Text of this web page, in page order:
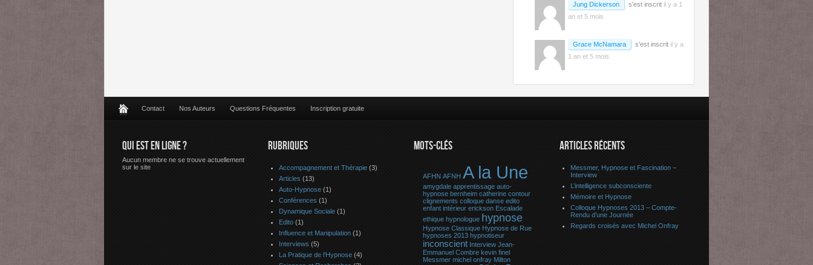
Jung Dickerson s'est inscrit il y a 1
an et 5 mois
Grace McNamara s'est inscrit il y a
1 an et 5 mois
Contact Nos Auteurs Questions Fréquentes Inscription gratuite
QUI EST EN LIGNE ?
Aucun membre ne se trouve actuellement
sur le site
RUBRIQUES
Accompagnement et Thérapie (3)
Articles (13)
Auto-Hypnose (1)
Conférences (1)
Dynamique Sociale (1)
Edito (1)
Influence et Manipulation (1)
Interviews (5)
La Pratique de l'Hypnose (4)
MOTS-CLÉS
AFHN AFNH A la Une
amygdale apprentissage auto-
hypnose bernheim catherine contour
clignements colloque danse edito
enfant intérieur erickson Escalade
ethique hypnologue hypnose
Hypnose Classique Hypnose de Rue
hypnoses 2013 hypnotiseur
inconscient Interview Jean-
Emmanuel Combre kevin finel
Messmer michel onfray Milton
ARTICLES RÉCENTS
Messmer, Hypnose et Fascination –
Interview
L’intelligence subconsciente
Mémoire et Hypnose
Colloque Hypnoses 2013 – Compte-
Rendu d’une Journée
Regards croisés avec Michel Onfray